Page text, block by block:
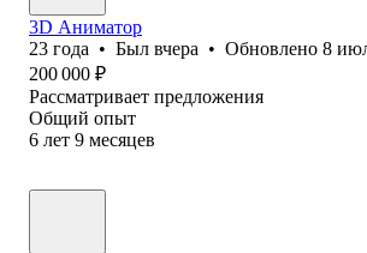
3D Аниматор
23 года • Был вчера • Обновлено 8
200 000 ₽
Рассматривает предложения
Общий опыт
6 лет 9 месяцев